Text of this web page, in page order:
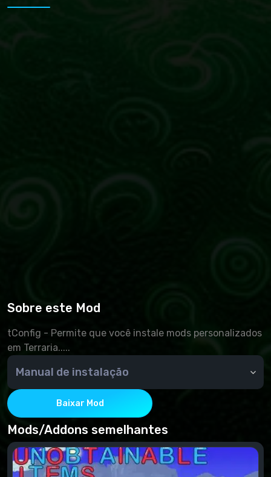
Sobre este Mod
tConfig - Permite que você instale mods personalizados
em Terraria.....
Manual de instalação
Como instalar o.
1. baixe TerrariaGameLauncher e solte-o em sua
pasta de jogos! Isso significa que mods e russifiers
devem ser definidos. ...Em seguida, executá-lo....
2. baixar tConfig....
Baixar Mod
Mods/Addons semelhantes